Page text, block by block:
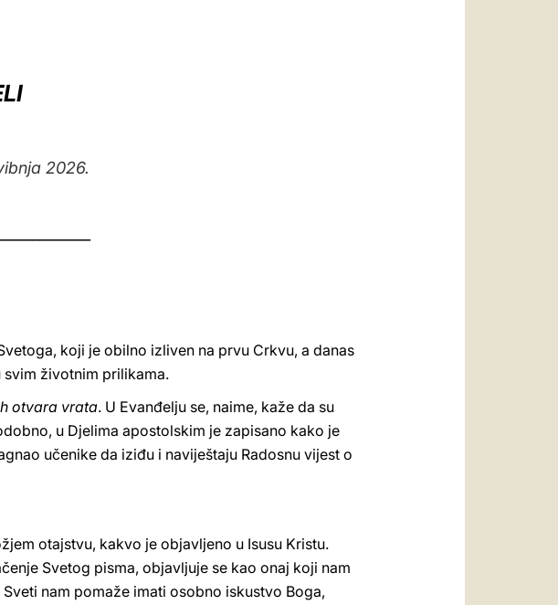
2026.
koji je obilno izliven na prvu Crkvu, a danas
svim životnim prilikama.
otvara vrata. U Evanđelju se, naime, kaže da su
u Djelima apostolskim je zapisano kako je
učenike da iziđu i naviještaju Radosnu vijest o
otajstvu, kakvo je objavljeno u Isusu Kristu.
Svetog pisma, objavljuje se kao onaj koji nam
nam pomaže imati osobno iskustvo Boga,